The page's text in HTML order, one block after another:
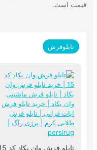
قیمت است.
تابلوفرش
تابلو فرش وان یکاد کد 15